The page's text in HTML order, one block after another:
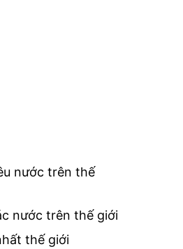
nước trên thế
nước trên thế giới
thế giới